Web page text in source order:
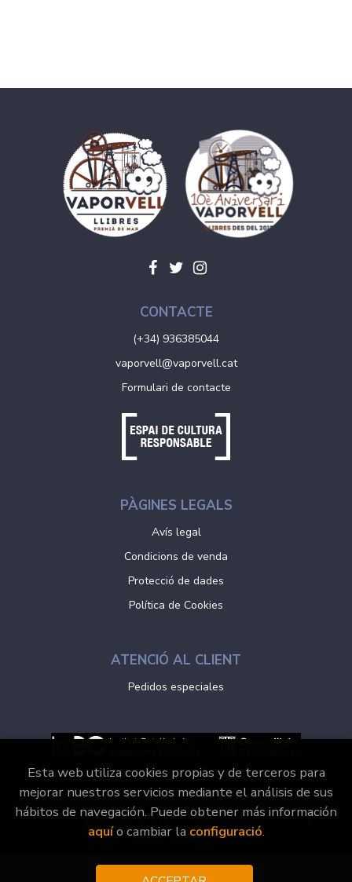
CONTACTE
(+34) 936385044
vaporvell@vaporvell.cat
Formulari de contacte
PÀGINES LEGALS
Avís legal
Condicions de venda
Protecció de dades
Política de Cookies
ATENCIÓ AL CLIENT
Pedidos especiales
2026 © Vaporvell Llibres. Tots els Drets Reservats |
Grupo Trevenque
Esta web utiliza cookies propias y de terceros para
mejorar nuestros servicios mediante el análisis de sus
hábitos de navegación. Puede obtener más información
aquío cambiar la configuració.